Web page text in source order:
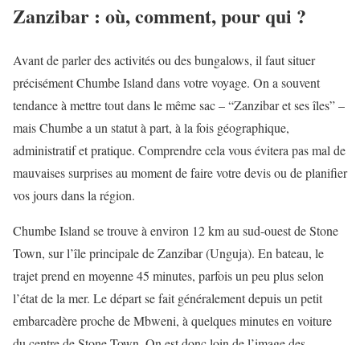
Zanzibar : où, comment, pour qui ?
Avant de parler des activités ou des bungalows, il faut situer
précisément Chumbe Island dans votre voyage. On a souvent
tendance à mettre tout dans le même sac – “Zanzibar et ses îles” –
mais Chumbe a un statut à part, à la fois géographique,
administratif et pratique. Comprendre cela vous évitera pas mal de
mauvaises surprises au moment de faire votre devis ou de planifier
vos jours dans la région.
Chumbe Island se trouve à environ 12 km au sud-ouest de Stone
Town, sur l’île principale de Zanzibar (Unguja). En bateau, le
trajet prend en moyenne 45 minutes, parfois un peu plus selon
l’état de la mer. Le départ se fait généralement depuis un petit
embarcadère proche de Mbweni, à quelques minutes en voiture